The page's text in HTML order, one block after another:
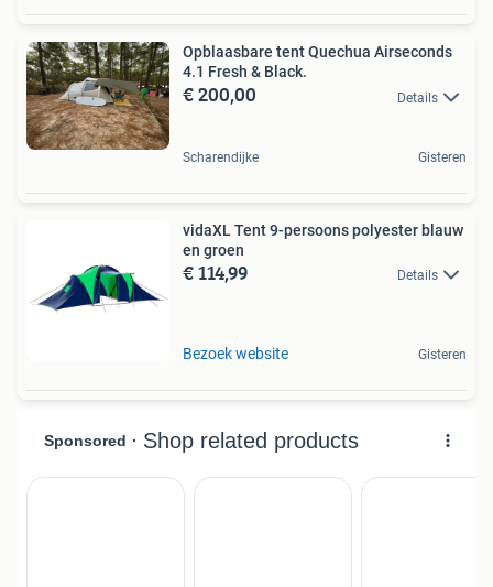
Opblaasbare tent Quechua Airseconds
4.1 Fresh & Black.
€ 200,00 Details
Scharendijke Gisteren
vidaXL Tent 9-persoons polyester blauw
en groen
€ 114,99 Details
Bezoek website Gisteren